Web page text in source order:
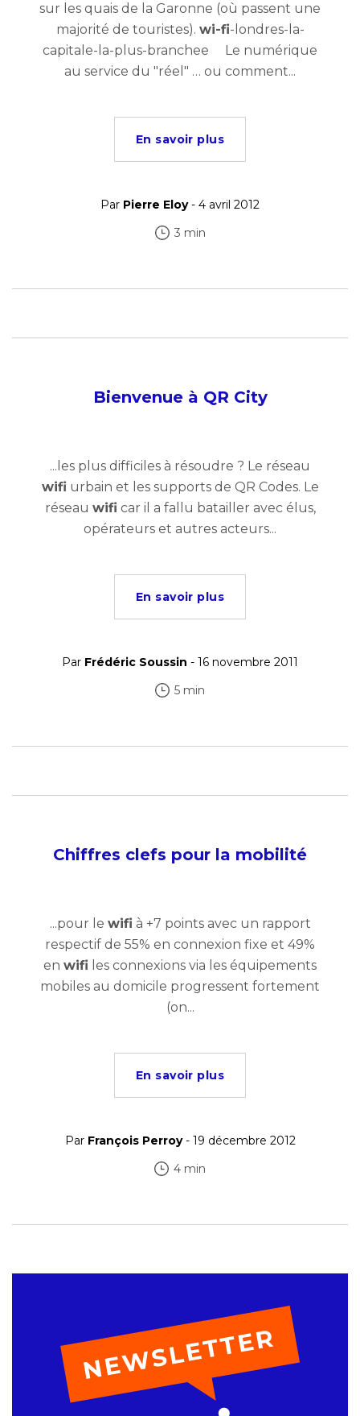
sur les quais de la Garonne (où passent une
majorité de touristes). wi-fi-londres-la-
capitale-la-plus-branchee Le numérique
au service du "réel" … ou comment...
En savoir plus
Par Pierre Eloy- 4 avril 2012
3 min
Bienvenue à QR City
...les plus difficiles à résoudre ? Le réseau
wifi urbain et les supports de QR Codes. Le
réseau wifi car il a fallu batailler avec élus,
opérateurs et autres acteurs...
En savoir plus
Par Frédéric Soussin - 16 novembre 2011
5 min
Chiffres clefs pour la mobilité
...pour le wifi à +7 points avec un rapport
respectif de 55% en connexion fixe et 49%
en wifi les connexions via les équipements
mobiles au domicile progressent fortement
(on...
En savoir plus
Par François Perroy- 19 décembre 2012
4 min